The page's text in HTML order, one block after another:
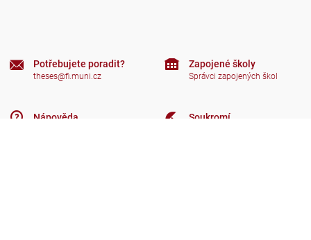
Potřebujete poradit?
theses@fi.muni.cz
Nápověda
Zapojené školy
Správci zapojených škol
Soukromí